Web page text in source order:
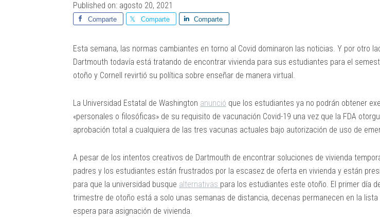
Published on: agosto 20, 2021
Comparte Comparte Comparte
Esta semana, las normas cambiantes en torno al Covid dominaron las noticias. Y por otro
Dartmouth todavía está tratando de encontrar vivienda para sus estudiantes para el
otoño y Cornell revirtió su política sobre enseñar de manera virtual.
La Universidad Estatal de Washington anunció que los estudiantes ya no podrán obtener
«personales o filosóficas» de su requisito de vacunación Covid-19 una vez que la FDA
aprobación total a cualquiera de las tres vacunas actuales bajo autorización de uso de
A pesar de los intentos creativos de Dartmouth de encontrar soluciones de vivienda
padres y los estudiantes están frustrados por la escasez de oferta en vivienda y están
para que la universidad busque alternativas para los estudiantes este otoño. El primer día
trimestre de otoño está a solo unas semanas de distancia, decenas permanecen en la lista
espera para asignación de vivienda.